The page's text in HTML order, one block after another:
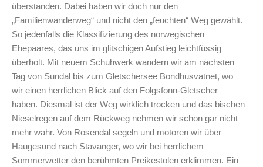
überstanden. Dabei haben wir doch nur den
„Familienwanderweg“ und nicht den „feuchten“ Weg gewählt.
So jedenfalls die Klassifizierung des norwegischen
Ehepaares, das uns im glitschigen Aufstieg leichtfüssig
überholt. Mit neuem Schuhwerk wandern wir am nächsten
Tag von Sundal bis zum Gletschersee Bondhusvatnet, wo
wir einen herrlichen Blick auf den Folgsfonn-Gletscher
haben. Diesmal ist der Weg wirklich trocken und das bischen
Nieselregen auf dem Rückweg nehmen wir schon gar nicht
mehr wahr. Von Rosendal segeln und motoren wir über
Haugesund nach Stavanger, wo wir bei herrlichem
Sommerwetter den berühmten Preikestolen erklimmen. Ein